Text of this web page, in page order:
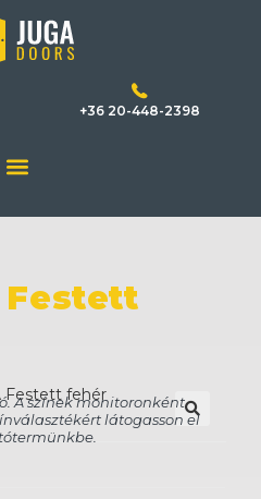
+36 20-448-2398
Festett